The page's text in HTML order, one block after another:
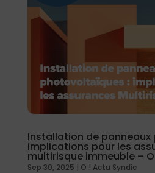
Installation de
implications pour les
multirisque immeuble –
Sep 30, 2025 | O ! Actu Syndic